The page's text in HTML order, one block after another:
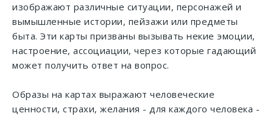
изображают различные ситуации, персонажей и
вымышленные истории, пейзажи или предметы
быта. Эти карты призваны вызывать некие эмоции,
настроение, ассоциации, через которые гадающий
может получить ответ на вопрос.
Образы на картах выражают человеческие
ценности, страхи, желания - для каждого человека -